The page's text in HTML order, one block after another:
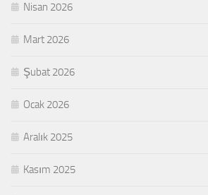
Nisan 2026
Mart 2026
Şubat 2026
Ocak 2026
Aralık 2025
Kasım 2025